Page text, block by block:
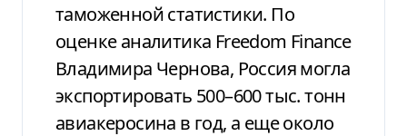
таможенной статистики. По
оценке аналитика Freedom Finance
Владимира Чернова, Россия могла
экспортировать 500–600 тыс. тонн
авиакеросина в год, а еще около